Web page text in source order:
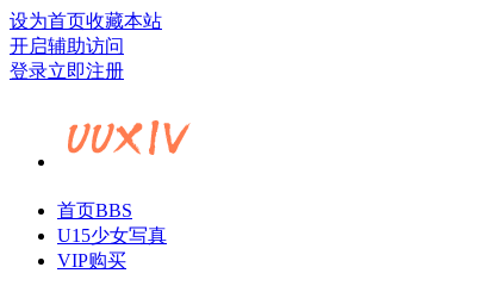
设为首页收藏本站
开启辅助访问
登录立即注册
首页BBS
U15少女写真
VIP购买